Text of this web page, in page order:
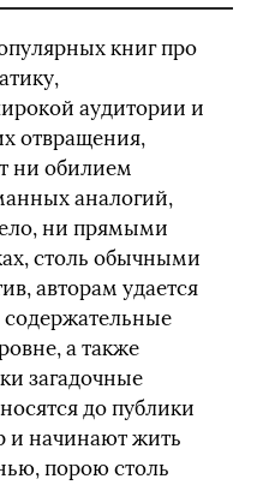
книг про
аудитории и
отвращения,
ни обилием
аналогий,
ни прямыми
столь обычными
авторам удается
содержательные
а также
загадочные
до публики
и начинают жить
порою столь